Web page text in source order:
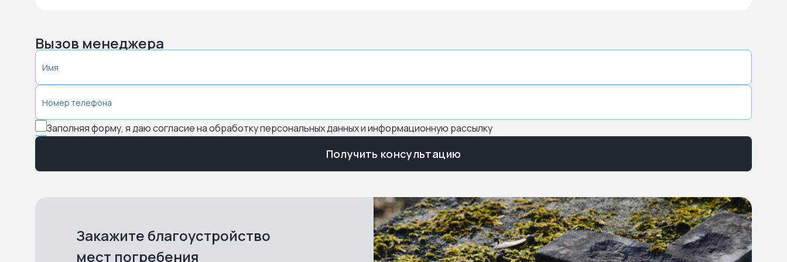
Вызов менеджера
Заполняя форму, я даю согласие на обработку персональных данных и информационную рассылку
Получить консультацию
Закажите благоустройство
мест погребения